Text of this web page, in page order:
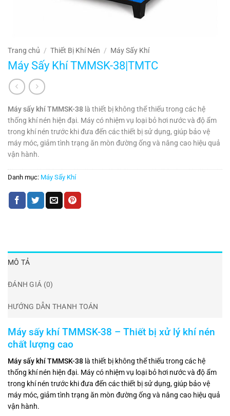
Trang chủ / Thiết Bị Khí Nén / Máy Sấy Khí
Máy Sấy Khí TMMSK-38|TMTC
Máy sấy khí TMMSK-38 là thiết bị không thể thiếu trong các hệ
thống khí nén hiện đại. Máy có nhiệm vụ loại bỏ hơi nước và độ ẩm
trong khí nén trước khi đưa đến các thiết bị sử dụng, giúp bảo vệ
máy móc, giảm tình trạng ăn mòn đường ống và nâng cao hiệu quả
vận hành.
Danh mục: Máy Sấy Khí
MÔ TẢ
ĐÁNH GIÁ (0)
HƯỚNG DẪN THANH TOÁN
Máy sấy khí TMMSK-38 – Thiết bị xử lý khí nén
chất lượng cao
Máy sấy khí TMMSK-38 là thiết bị không thể thiếu trong các hệ
thống khí nén hiện đại. Máy có nhiệm vụ loại bỏ hơi nước và độ ẩm
trong khí nén trước khi đưa đến các thiết bị sử dụng, giúp bảo vệ
máy móc, giảm tình trạng ăn mòn đường ống và nâng cao hiệu quả
vận hành.